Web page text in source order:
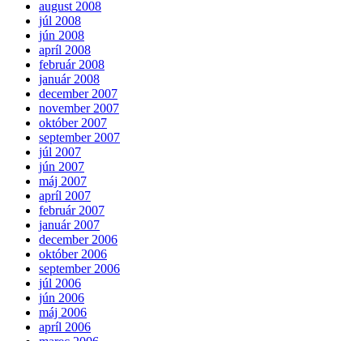
august 2008
júl 2008
jún 2008
apríl 2008
február 2008
január 2008
december 2007
november 2007
október 2007
september 2007
júl 2007
jún 2007
máj 2007
apríl 2007
február 2007
január 2007
december 2006
október 2006
september 2006
júl 2006
jún 2006
máj 2006
apríl 2006